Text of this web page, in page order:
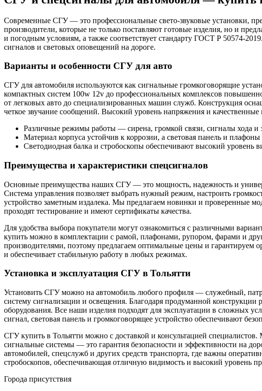
Современные СГУ — это профессиональные свето-звуковые установки,
производители, которые не только поставляют готовые изделия, но и
и погодным условиям, а также соответствует стандарту ГОСТ Р 50574-
сигналов и световых оповещений на дороге.
Варианты и особенности СГУ для авто
СГУ для автомобиля используются как сигнальные громкоговорящие
компактных систем 100w 12v до профессиональных комплексов
от легковых авто до специализированных машин служб. Конструкция
четкое звучание сообщений. Высокий уровень напряжения и
Различные режимы работы — сирена, громкой связи, сигналы хода и
Материал корпуса устойчив к коррозии, а световая панель и
Светодиодная балка и стробоскопы обеспечивают высокий
Преимущества и характеристики спецсигналов
Основные преимущества наших СГУ — это мощность, надежность и
Система управления позволяет выбрать нужный режим, настроить
устройство заметным издалека. Мы предлагаем новинки и проверенные
проходят тестирование и имеют сертификаты качества.
Для удобства выбора покупатели могут ознакомиться с различными
купить можно в комплектации с рамой, плафонами, рупором, фарами и
производителями, поэтому предлагаем оптимальные цены и гарантируем
и обеспечивает стабильную работу в любых режимах.
Установка и эксплуатация СГУ в Тольятти
Установить СГУ можно на автомобиль любого профиля — служебный,
систему сигнализации и освещения. Благодаря продуманной
оборудования. Все наши изделия подходят для эксплуатации в сложных
сигнал, световая панель и громкоговорящее устройство обеспечивают
СГУ купить в Тольятти можно с доставкой и консультацией
сигнальные системы — это гарантия безопасности и эффективности на
автомобилей, спецслужб и других средств транспорта, где важны
стробоскопов, обеспечивающая отличную видимость и высокий уровень
Города присутствия